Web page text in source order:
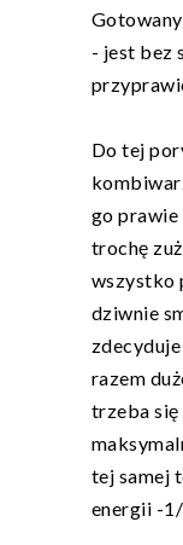
- jest bez
Do tej
go prawie
trochę
wszystko
dziwnie
razem
trzeba
tej samej
energii -